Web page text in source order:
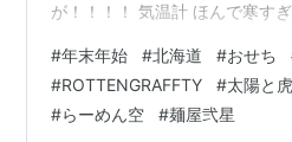
が！！！！ 気温計 ほんで寒す
ンドダストがキラッキラなんで
ト つって写真じゃなんもわかん
わらないんですがそこらじゅう
#年末年始 #北海道 #おせち
#ROTTENGRAFFTY #太陽と虎
#らーめん空 #麺屋弐星